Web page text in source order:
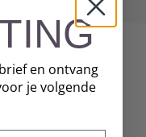
en ontvang
je volgende